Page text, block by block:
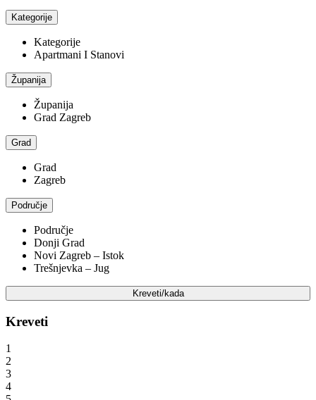
Kategorije
Kategorije
Apartmani I Stanovi
Županija
Županija
Grad Zagreb
Grad
Grad
Zagreb
Područje
Područje
Donji Grad
Novi Zagreb – Istok
Trešnjevka – Jug
Kreveti/kada
Kreveti
1
2
3
4